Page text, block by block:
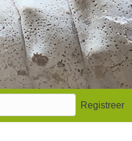
Registreer